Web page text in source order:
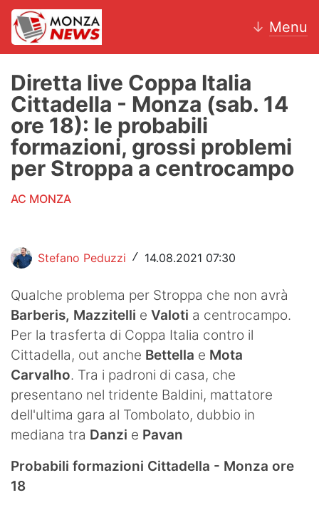
↓ Menu
News
AC Monza
Calcio
Volley
Altri sport
Hockey
Pallanuoto
Pallamano
Altre
News
Turismo
Diretta live Coppa Italia
Cittadella - Monza (sab. 14
ore 18): le probabili
formazioni, grossi problemi
per Stroppa a centrocampo
AC MONZA
Stefano Peduzzi / 14.08.2021 07:30
Qualche problema per Stroppa che non avrà
Barberis, Mazzitelli e Valoti a centrocampo.
Per la trasferta di Coppa Italia contro il
Cittadella, out anche Bettella e Mota
Carvalho. Tra i padroni di casa, che
presentano nel tridente Baldini, mattatore
dell'ultima gara al Tombolato, dubbio in
mediana tra Danzi e Pavan
Probabili formazioni Cittadella - Monza ore
18